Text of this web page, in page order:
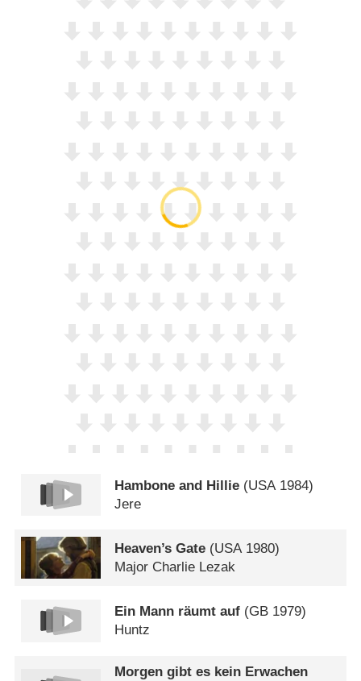
Hambone and Hillie (USA1984)
Jere
Heaven’s Gate (USA1980)
Major Charlie Lezak
Ein Mann räumt auf (GB 1979)
Huntz
Morgen gibt es kein Erwachen